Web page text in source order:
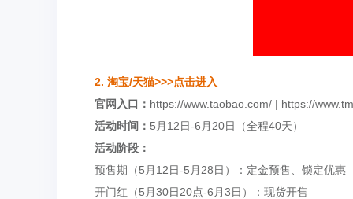
2. 淘宝/天猫>>>点击进入
官网入口： https://www.taobao.com/ | https://
活动时间： 5月12日-6月20日（全程40天）
活动阶段：
预售期（5月12日-5月28日）：定金预售、锁定优惠
开门红（5月30日20点-6月3日）：现货开售